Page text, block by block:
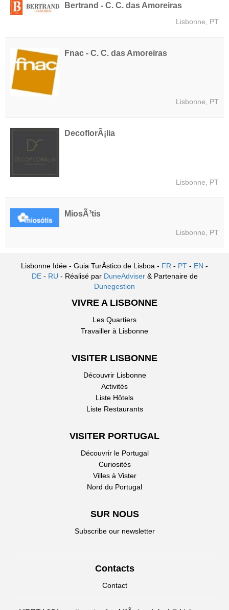
Bertrand - C. C. das Amoreiras
Lisbonne, PT
Fnac - C. C. das Amoreiras
Lisbonne, PT
DecoflorÃ¡lia
Lisbonne, PT
MiosÃ³tis
Lisbonne, PT
Lisbonne Idée - Guia TurÃ­stico de Lisboa - FR - PT - EN -
DE- RU - Réalisé par DuneAdviser & Partenaire de
Dunegestion
VIVRE A LISBONNE
Les Quartiers
Travailler à Lisbonne
VISITER LISBONNE
Découvrir Lisbonne
Activités
Liste Hôtels
Liste Restaurants
VISITER PORTUGAL
Découvrir le Portugal
Curiosités
Villes à Vister
Nord du Portugal
SUR NOUS
Subscribe our newsletter
Contacts
Contact